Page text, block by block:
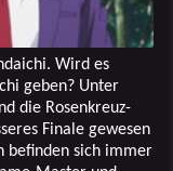
Wird es
geben? Unter
die Rosenkreuz-
Finale gewesen
befinden sich immer